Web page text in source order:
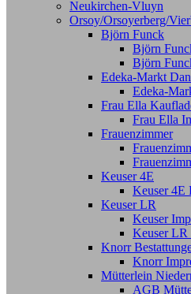
Neukirchen-Vluyn
Orsoy/Orsoyerberg/
Björn Funck
Björn
Björn
Edeka-Markt
Edeka-
Frau Ella
Frau Ella
Frauenzimmer
Keuser 4E
Keuser 4E
Keuser LR
Keuser
Keuser LR
Knorr
Knorr
Mütterlein
AGB